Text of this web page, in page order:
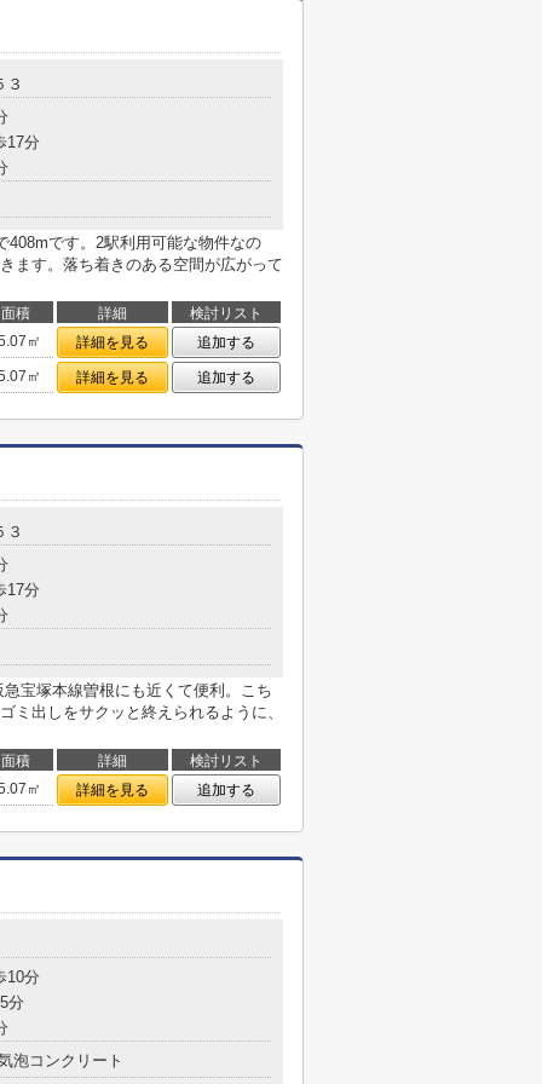
３
17分
408mです。2駅利用可能な物件なの
ます。落ち着きのある空間が広がって
面積 詳細
検討リスト
㎡
詳細を見る
追加する
㎡
詳細を見る 追加する
３
17分
宝塚本線曽根にも近くて便利。こち
ミ出しをサクッと終えられるように、
面積 詳細
検討リスト
㎡
詳細を見る 追加する
10分
分
泡コンクリート